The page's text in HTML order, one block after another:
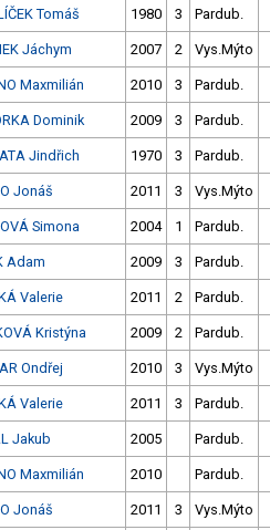
Tomáš 1980 3 Pardub.
Jáchym 2007 2 Vys.Mýto
Maxmilián 2010 3 Pardub.
Dominik 2009 3 Pardub.
Jindřich 1970 3 Pardub.
Jonáš 2011 3 Vys.Mýto
Simona 2004 1 Pardub.
Adam 2009 3 Pardub.
Valerie 2011 2 Pardub.
Kristýna 2009 2 Pardub.
Ondřej 2010 3 Vys.Mýto
Valerie 2011 3 Pardub.
Jakub 2005 Pardub.
Maxmilián 2010 Pardub.
Jonáš 2011 3 Vys.Mýto